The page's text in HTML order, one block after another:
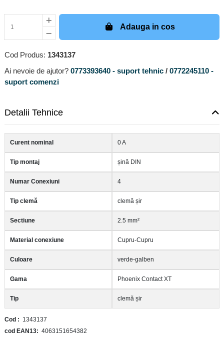
Adauga in cos
Cod Produs: 1343137
Ai nevoie de ajutor? 0773393640 - suport tehnic / 0772245110 -
suport comenzi
Detalii Tehnice
Curent nominal 0 A
Tip montaj șină DIN
Numar Conexiuni 4
Tip clemă clemă șir
Sectiune 2.5 mm²
Material conexiune Cupru-Cupru
Culoare verde-galben
Gama Phoenix Contact XT
Tip clemă șir
Cod
1343137
cod EAN13
4063151654382